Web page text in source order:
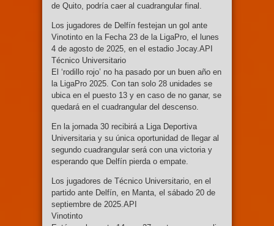
de Quito, podría caer al cuadrangular final.
Los jugadores de Delfín festejan un gol ante
Vinotinto en la Fecha 23 de la LigaPro, el lunes
4 de agosto de 2025, en el estadio Jocay.API
Técnico Universitario
El ‘rodillo rojo’ no ha pasado por un buen año en
la LigaPro 2025. Con tan solo 28 unidades se
ubica en el puesto 13 y en caso de no ganar, se
quedará en el cuadrangular del descenso.
En la jornada 30 recibirá a Liga Deportiva
Universitaria y su única oportunidad de llegar al
segundo cuadrangular será con una victoria y
esperando que Delfín pierda o empate.
Los jugadores de Técnico Universitario, en el
partido ante Delfín, en Manta, el sábado 20 de
septiembre de 2025.API
Vinotinto